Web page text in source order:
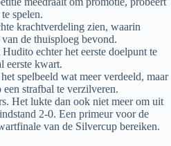
spelen.
krachtverdeling zien, waarin
de thuisploeg bevond.
echter het eerste doelpunt te
eerste kwart.
spelbeeld wat meer verdeeld, maar
strafbal te verzilveren.
Het lukte dan ook niet meer om uit
2-0. Een primeur voor de
van de Silvercup bereiken.